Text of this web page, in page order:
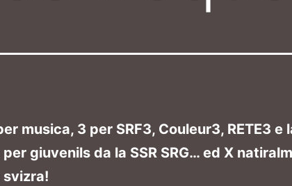
musica, 3 per SRF3, Couleur3, RETE3 e
giuvenils da la SSR SRG… ed X
svizra!